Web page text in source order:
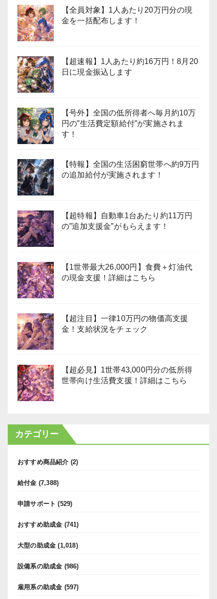
【全員対象】1人あたり20万円分の現
金を一括配布します！
【超速報】1人あたり約16万円！8月20
日に現金振込します
【号外】全国の低所得者へ毎月約10万
円の”生活費定額給付”が実施されま
す！
【特報】全国の生活困窮世帯へ約9万円
の追加給付が実施されます！
【超特報】自動車1台あたり約11万円
の”追加支援金”がもらえます！
【1世帯最大26,000円】食費＋灯油代
の現金支援！詳細はこちら
【超注目】一律10万円の物価高支援
金！支給状況をチェック
【超必見】1世帯43,000円分の低所得
世帯向け生活費支援！詳細はこちら
カテゴリー
おすすめ商品紹介 (2)
給付金 (7,388)
申請サポート (529)
おすすめ助成金 (741)
大型の助成金 (1,018)
設備系の助成金 (986)
雇用系の助成金 (597)